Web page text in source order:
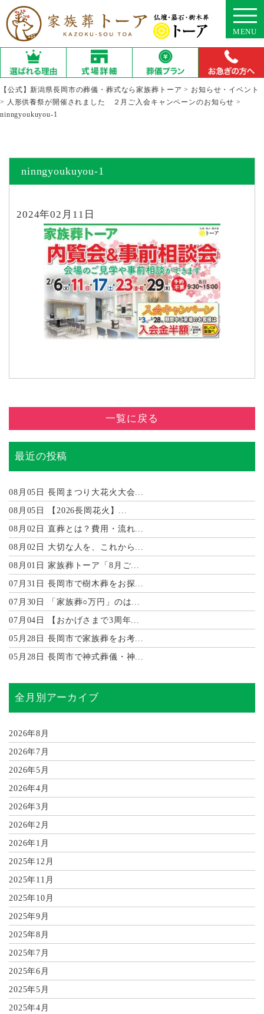
MENU
【公式】新潟県長岡市の葬儀・葬式なら家族葬トーア > お知らせ・イベント
> 人形供養祭が開催されました ２月ご入会キャンペーンのお知らせ >
ninngyoukuyou-1
ninngyoukuyou-1
2024年02月11日
一覧に戻る
最近の投稿
08月05日 長岡まつり大花火大会...
08月05日 【2026長岡花火】...
08月02日 直葬とは？費用・流れ...
08月02日 大切な人を、これから...
08月01日 家族葬トーア「8月ご...
07月31日 長岡市で樹木葬をお探...
07月30日 「家族葬○万円」のは...
07月04日 【おかげさまで3周年...
05月28日 長岡市で家族葬をお考...
05月28日 長岡市で神式葬儀・神...
全月別アーカイブ
2026年8月
2026年7月
2026年5月
2026年4月
2026年3月
2026年2月
2026年1月
2025年12月
2025年11月
2025年10月
2025年9月
2025年8月
2025年7月
2025年6月
2025年5月
2025年4月